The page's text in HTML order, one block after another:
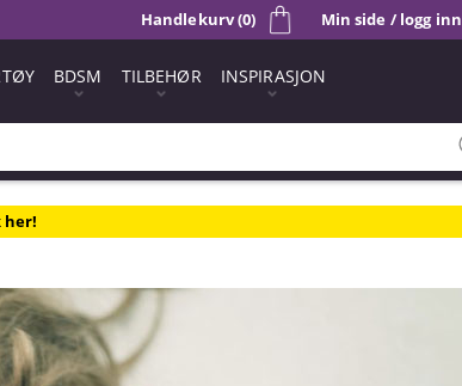
Min side / logg inn
Handlekurv (0)
BDSM TILBEHØR INSPIRASJON
her!